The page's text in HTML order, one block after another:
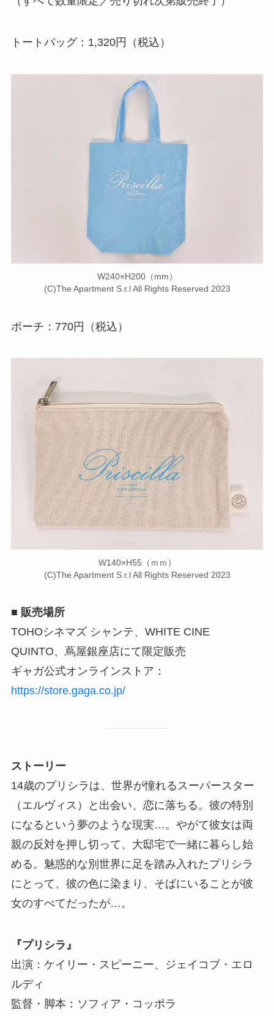
トートバッグ：1,320円（税込）
W240×H200（mm）
(C)The Apartment S.r.l All Rights Reserved 2023
ポーチ：770円（税込）
W140×H55（ｍｍ）
(C)The Apartment S.r.l All Rights Reserved 2023
■ 販売場所
TOHOシネマズ シャンテ、WHITE CINE
QUINTO、蔦屋銀座店にて限定販売
ギャガ公式オンラインストア：
https://store.gaga.co.jp/
ストーリー
14歳のプリシラは、世界が憧れるスーパースター
（エルヴィス）と出会い、恋に落ちる。彼の特別
になるという夢のような現実…。やがて彼女は両
親の反対を押し切って、大邸宅で一緒に暮らし始
める。魅惑的な別世界に足を踏み入れたプリシラ
にとって、彼の色に染まり、そばにいることが彼
女のすべてだったが…。
『プリシラ』
出演：ケイリー・スピーニー、ジェイコブ・エロ
ルディ
監督・脚本：ソフィア・コッポラ